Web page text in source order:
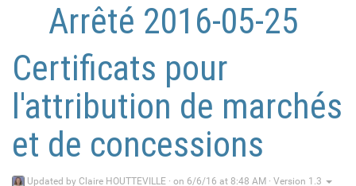
Arrêté 2016-05-25
Certificats pour
l'attribution de marchés
et de concessions
Updated by Claire HOUTTEVILLE · on 6/6/16 at 8:48 AM · Version 1.3